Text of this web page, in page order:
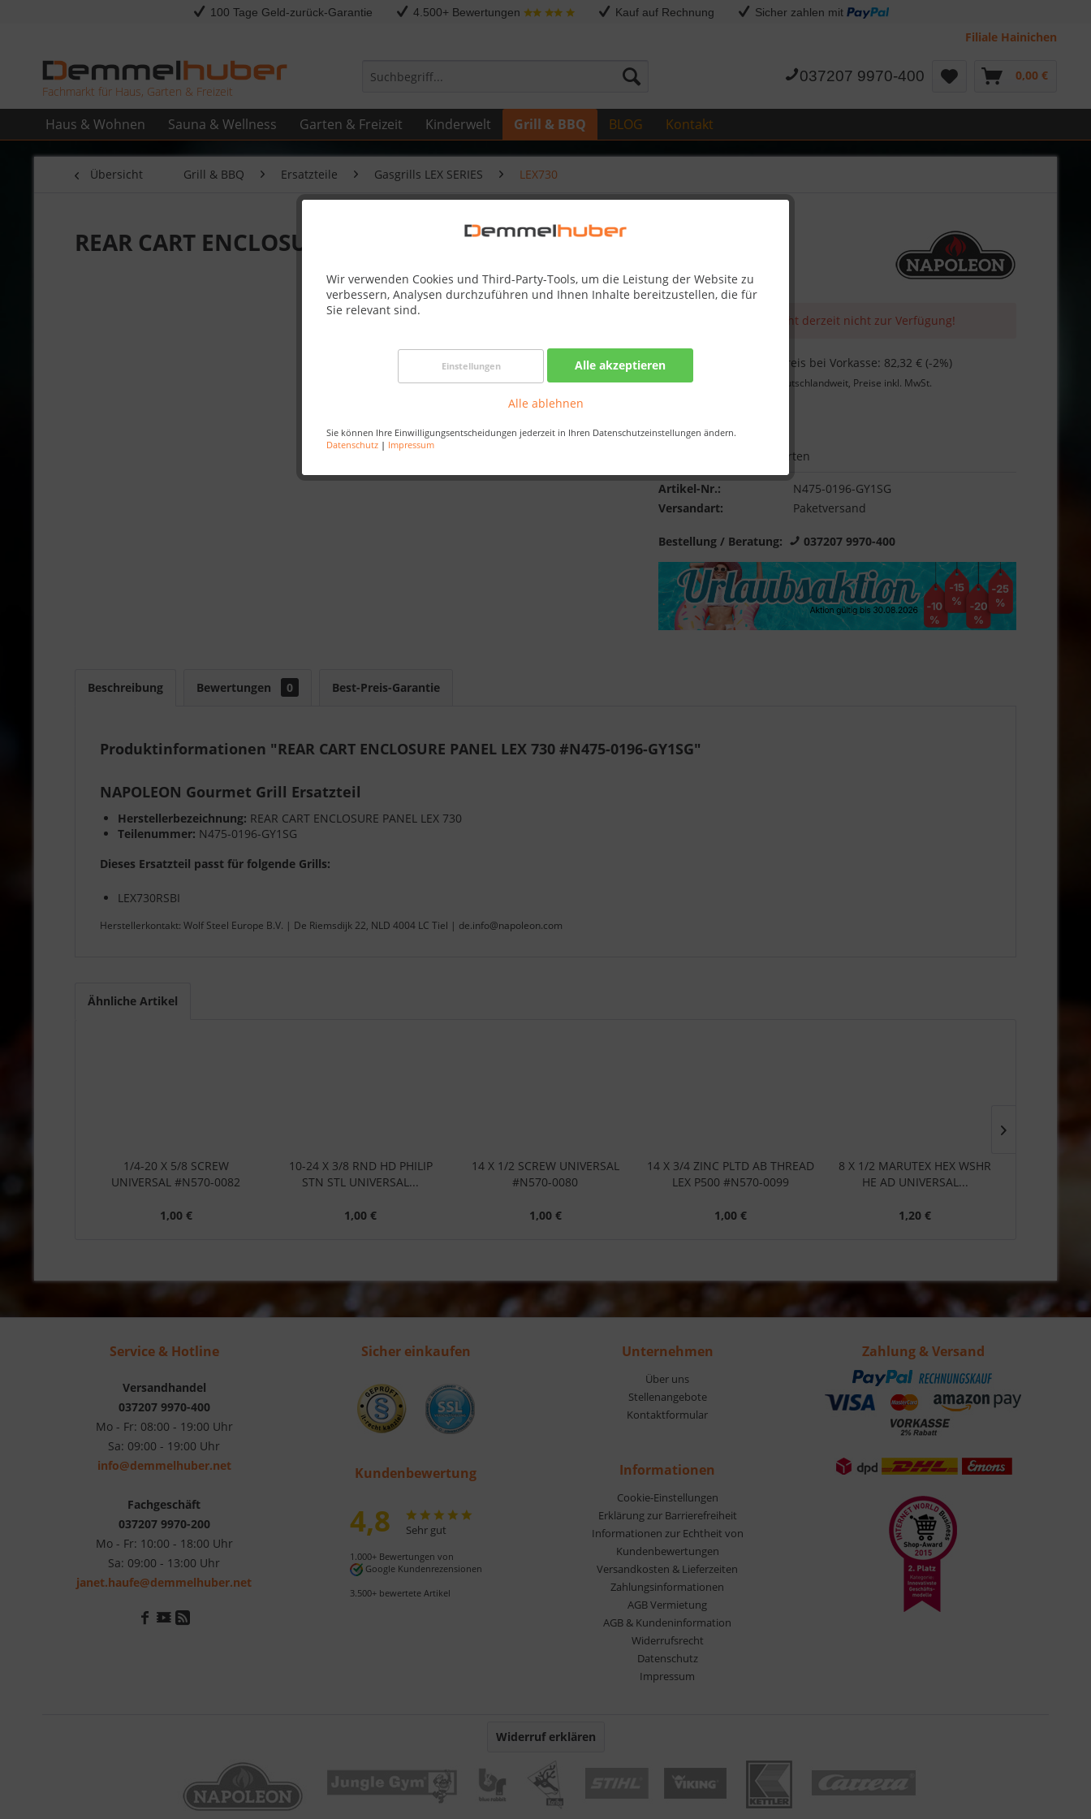
100 Tage Geld-zurück-Garantie 4.500+ Bewertungen Kauf auf Rechnung Sicher zahlen mit
Filiale Hainichen
Fachmarkt für Haus, Garten & Freizeit
037207 9970-400 0,00 €
Haus & Wohnen Sauna & Wellness Garten & Freizeit Kinderwelt Grill & BBQ BLOG Kontakt
Wir verwenden Cookies und Third-Party-Tools, um die Leistung der Website zu
verbessern, Analysen durchzuführen und Ihnen Inhalte bereitzustellen, die für
Sie relevant sind.
Einstellungen Alle akzeptieren
Alle ablehnen
Sie können Ihre Einwilligungsentscheidungen jederzeit in Ihren Datenschutzeinstellungen ändern.
Datenschutz | Impressum
Übersicht Grill & BBQ Ersatzteile Gasgrills LEX SERIES LEX730
REAR CART ENCLOSURE PANEL LEX 730 #N475-0196-GY1SG
Dieser Artikel steht derzeit nicht zur Verfügung!
84,00 € Skonto-Preis bei Vorkasse: 82,32 € (-2%)
Kostenlose Lieferung
deutschlandweit, Preise inkl. MwSt.
Bewerten
Artikel-Nr.:
N475-0196-GY1SG
Versandart:
Paketversand
Bestellung / Beratung: 037207 9970-400
Beschreibung Bewertungen 0 Best-Preis-Garantie
Produktinformationen "REAR CART ENCLOSURE PANEL LEX 730 #N475-0196-GY1SG"
NAPOLEON Gourmet Grill Ersatzteil
Herstellerbezeichnung: REAR CART ENCLOSURE PANEL LEX 730
Teilenummer: N475-0196-GY1SG
Dieses Ersatzteil passt für folgende Grills:
LEX730RSBI
Herstellerkontakt: Wolf Steel Europe B.V. | De Riemsdijk 22, NLD 4004 LC Tiel | de.info@napoleon.com
Ähnliche Artikel
1/4-20 X 5/8 SCREW
UNIVERSAL #N570-0082
1,00 €
10-24 X 3/8 RND HD PHILIP
STN STL UNIVERSAL...
1,00 €
14 X 1/2 SCREW UNIVERSAL
#N570-0080
1,00 €
14 X 3/4 ZINC PLTD AB THREAD
LEX P500 #N570-0099
1,00 €
8 X 1/2 MARUTEX HEX WSHR
HE AD UNIVERSAL...
1,20 €
Service & Hotline
Versandhandel
037207 9970-400
Mo - Fr: 08:00 - 19:00 Uhr
Sa: 09:00 - 19:00 Uhr
info@demmelhuber.net
Fachgeschäft
037207 9970-200
Mo - Fr: 10:00 - 18:00 Uhr
Sa: 09:00 - 13:00 Uhr
janet.haufe@demmelhuber.net
Sicher einkaufen
Kundenbewertung
4,8 Sehr gut
1.000+ Bewertungen von
Google Kundenrezensionen
3.500+ bewertete Artikel
Unternehmen
Über uns
Stellenangebote
Kontaktformular
Informationen
Cookie-Einstellungen
Erklärung zur Barrierefreiheit
Informationen zur Echtheit von
Kundenbewertungen
Versandkosten & Lieferzeiten
Zahlungsinformationen
AGB Vermietung
AGB & Kundeninformation
Widerrufsrecht
Datenschutz
Impressum
Zahlung & Versand
Widerruf erklären